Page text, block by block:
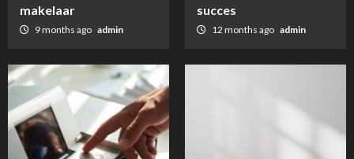
makelaar
9 months ago admin
succes
12 months ago admin